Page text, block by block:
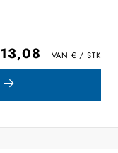
13,08